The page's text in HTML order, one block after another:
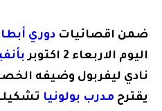
ضمن اقصائيات دوري
اليوم الاربعاء 2 اكتوبر
نادي ليفربول وضيفه
يقترح مدرب بولونيا